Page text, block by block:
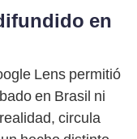
en
Lens permitió
en Brasil ni
circula